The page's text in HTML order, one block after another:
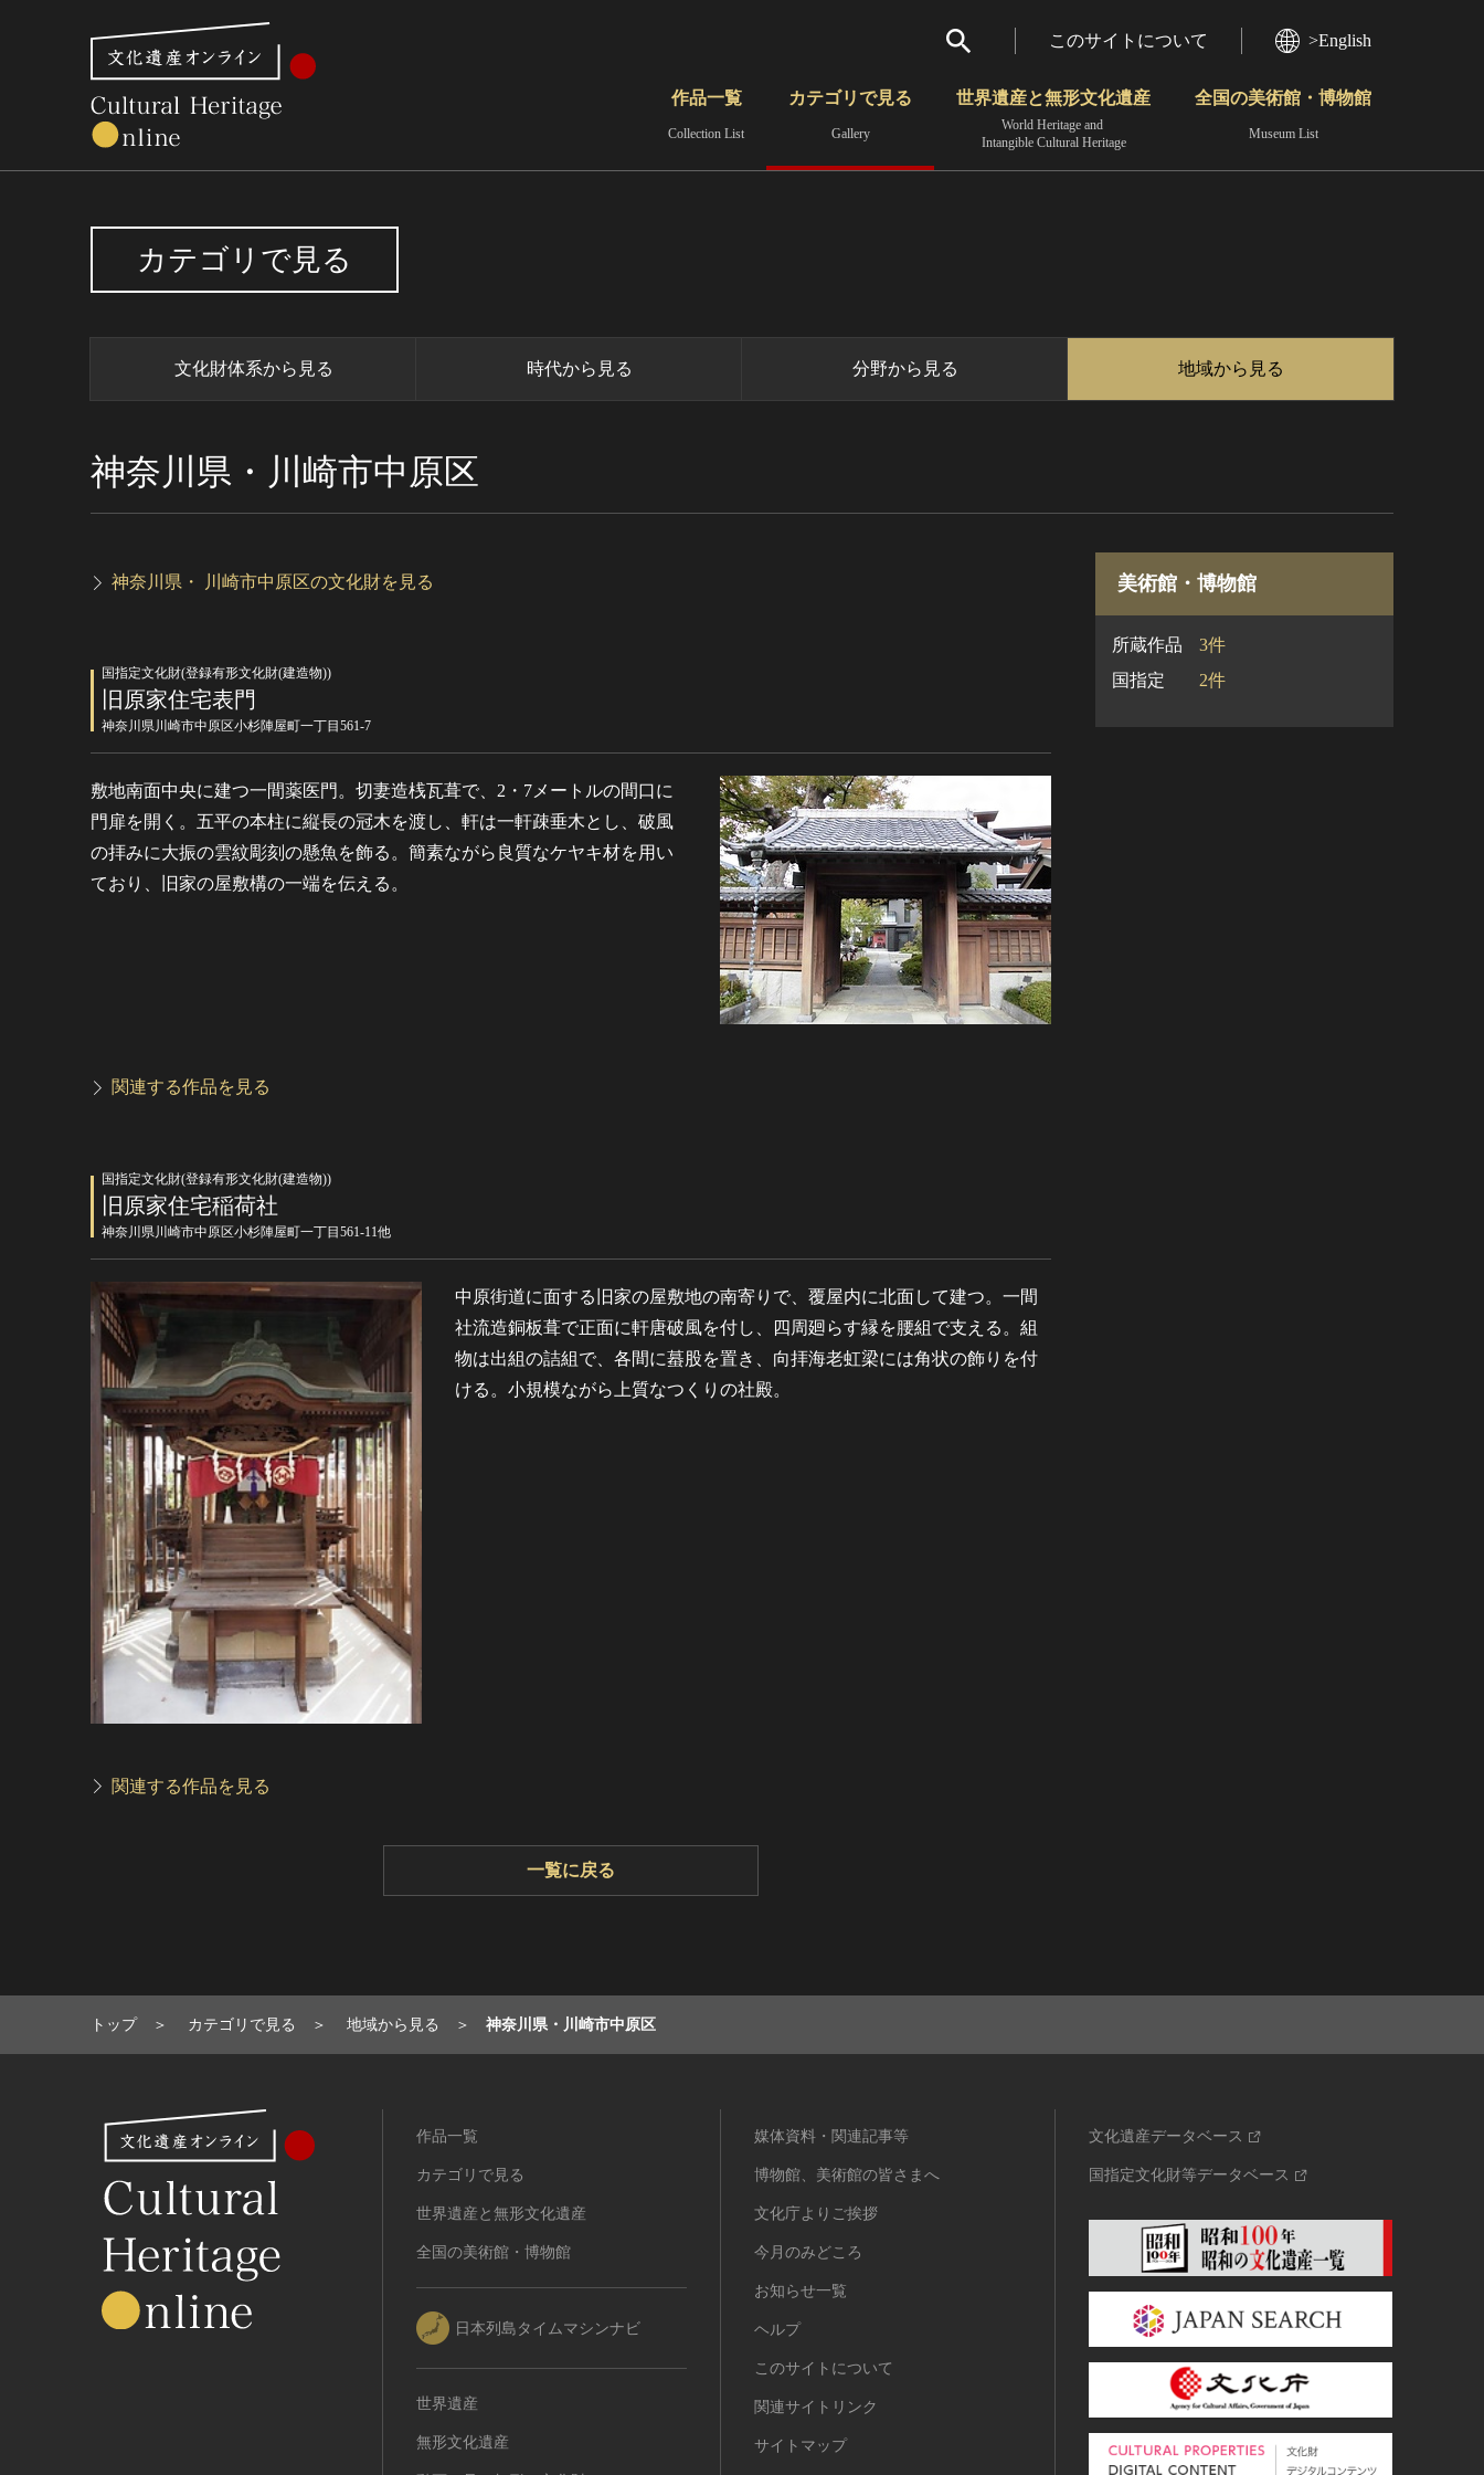
さらに詳細検索
このサイトについて >English
作品一覧
Collection List
カテゴリで見る
Gallery
世界遺産と無形文化遺産
World Heritage and
Intangible Cultural Heritage
全国の美術館・博物館
Museum List
カテゴリで見る
文化財体系から見る 時代から見る 分野から見る 地域から見る
神奈川県・川崎市中原区
神奈川県・ 川崎市中原区の文化財を見る
国指定文化財(登録有形文化財(建造物))
旧原家住宅表門
神奈川県川崎市中原区小杉陣屋町一丁目561-7
敷地南面中央に建つ一間薬医門。切妻造桟瓦葺で、2・7メートルの間口に
門扉を開く。五平の本柱に縦長の冠木を渡し、軒は一軒疎垂木とし、破風
の拝みに大振の雲紋彫刻の懸魚を飾る。簡素ながら良質なケヤキ材を用い
ており、旧家の屋敷構の一端を伝える。
関連する作品を見る
国指定文化財(登録有形文化財(建造物))
旧原家住宅稲荷社
神奈川県川崎市中原区小杉陣屋町一丁目561-11他
中原街道に面する旧家の屋敷地の南寄りで、覆屋内に北面して建つ。一間
社流造銅板葺で正面に軒唐破風を付し、四周廻らす縁を腰組で支える。組
物は出組の詰組で、各間に蟇股を置き、向拝海老虹梁には角状の飾りを付
ける。小規模ながら上質なつくりの社殿。
関連する作品を見る
一覧に戻る
美術館・博物館
所蔵作品
3件
国指定
2件
トップ カテゴリで見る 地域から見る 神奈川県・川崎市中原区
作品一覧
カテゴリで見る
世界遺産と無形文化遺産
全国の美術館・博物館
日本列島タイムマシンナビ
世界遺産
無形文化遺産
媒体資料・関連記事等
博物館、美術館の皆さまへ
文化庁よりご挨拶
今月のみどころ
お知らせ一覧
ヘルプ
このサイトについて
関連サイトリンク
サイトマップ
文化遺産データベース
国指定文化財等データベース